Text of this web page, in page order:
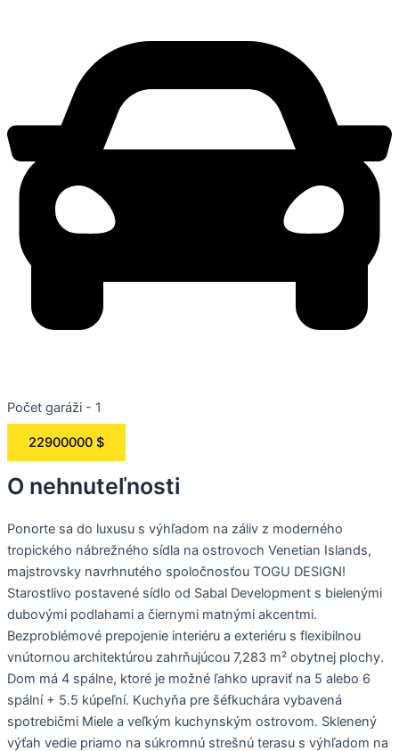
Počet garáži - 1
22900000 $
O nehnuteľnosti
Ponorte sa do luxusu s výhľadom na záliv z moderného
tropického nábrežného sídla na ostrovoch Venetian Islands,
majstrovsky navrhnutého spoločnosťou TOGU DESIGN!
Starostlivo postavené sídlo od Sabal Development s bielenými
dubovými podlahami a čiernymi matnými akcentmi.
Bezproblémové prepojenie interiéru a exteriéru s flexibilnou
vnútornou architektúrou zahrňujúcou 7,283 m² obytnej plochy.
Dom má 4 spálne, ktoré je možné ľahko upraviť na 5 alebo 6
spální + 5.5 kúpeľní. Kuchyňa pre šéfkuchára vybavená
spotrebičmi Miele a veľkým kuchynským ostrovom. Sklenený
výťah vedie priamo na súkromnú strešnú terasu s výhľadom na